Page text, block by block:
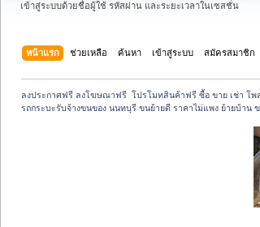
เข้าสู่ระบบด้วยชื่อผู้ใช้ รหัสผ่าน และระยะเวลาในเซสชั่น
หน้าแรก ช่วยเหลือ ค้นหา เข้าสู่ระบบ สมัครสมาชิก
ลงประกาศฟรี ลงโฆษณาฟรี  โปรโมทสินค้าฟรี ซื้อ ขาย เช่า โพ
รถกระบะรับจ้างขนของ นนทบุรี ขนย้ายดี ราคาไม่แพง ย้ายบ้าน